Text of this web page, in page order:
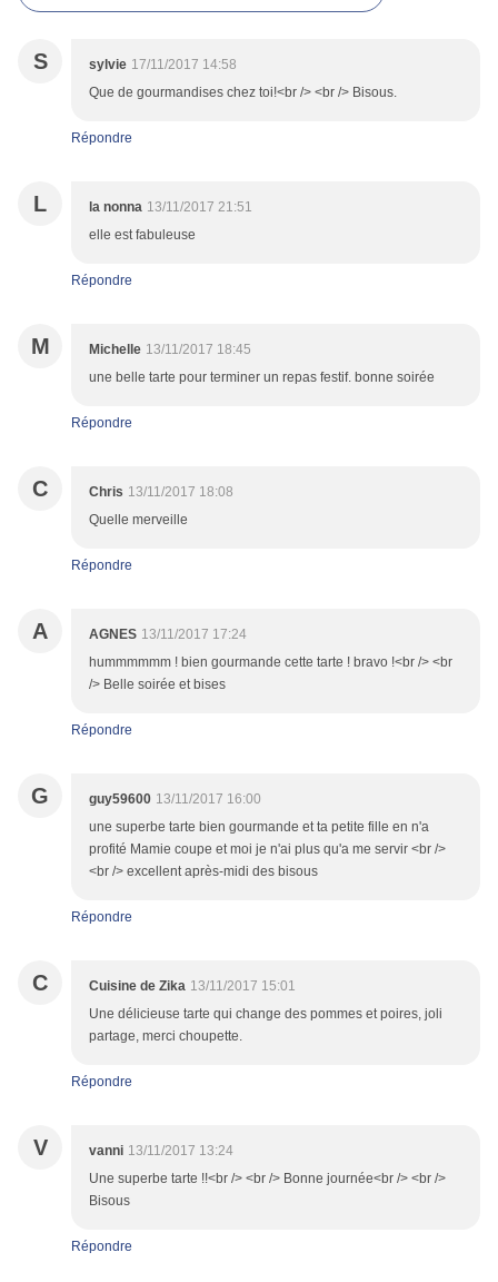
S sylvie 17/11/2017 14:58
Que de gourmandises chez toi!<br /> <br /> Bisous.
Répondre
L la nonna 13/11/2017 21:51
elle est fabuleuse
Répondre
M Michelle 13/11/2017 18:45
une belle tarte pour terminer un repas festif. bonne soirée
Répondre
C Chris 13/11/2017 18:08
Quelle merveille
Répondre
A AGNES 13/11/2017 17:24
hummmmmm ! bien gourmande cette tarte ! bravo !<br /> <br
/> Belle soirée et bises
Répondre
G guy59600 13/11/2017 16:00
une superbe tarte bien gourmande et ta petite fille en n'a
profité Mamie coupe et moi je n'ai plus qu'a me servir <br />
<br /> excellent après-midi des bisous
Répondre
C Cuisine de Zika 13/11/2017 15:01
Une délicieuse tarte qui change des pommes et poires, joli
partage, merci choupette.
Répondre
V vanni 13/11/2017 13:24
Une superbe tarte !!<br /> <br /> Bonne journée<br /> <br />
Bisous
Répondre